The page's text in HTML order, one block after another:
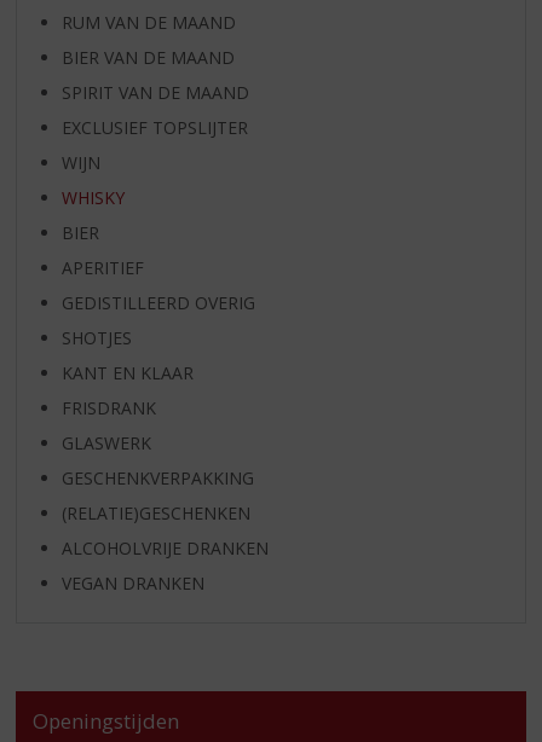
RUM VAN DE MAAND
BIER VAN DE MAAND
SPIRIT VAN DE MAAND
EXCLUSIEF TOPSLIJTER
WIJN
WHISKY
BIER
APERITIEF
GEDISTILLEERD OVERIG
SHOTJES
KANT EN KLAAR
FRISDRANK
GLASWERK
GESCHENKVERPAKKING
(RELATIE)GESCHENKEN
ALCOHOLVRIJE DRANKEN
VEGAN DRANKEN
Openingstijden